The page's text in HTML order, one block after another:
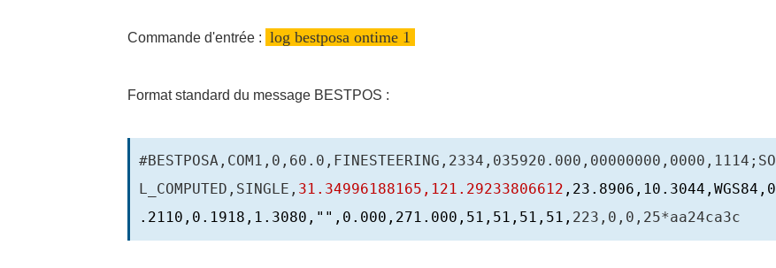
Commande d'entrée : log bestposa ontime 1
Format standard du message BESTPOS :
#BESTPOSA,COM1,0,60.0,FINESTEERING,2334,035920.000,00000000,0000,1114;SO
L_COMPUTED,SINGLE, 31.34996188165,121.29233806612 ,23.8906,10.3044,WGS84,0
.2110,0.1918,1.3080,"",0.000,271.000,51,51,51,51, 223,0,0,25*aa24ca3c